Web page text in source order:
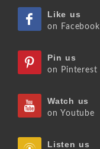
Like us
on Facebook
Pin us
on Pinterest
Watch us
on Youtube
Listen us